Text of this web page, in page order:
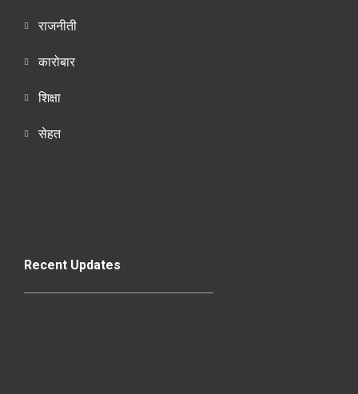
राजनीती
कारोबार
शिक्षा
सेहत
Recent Updates